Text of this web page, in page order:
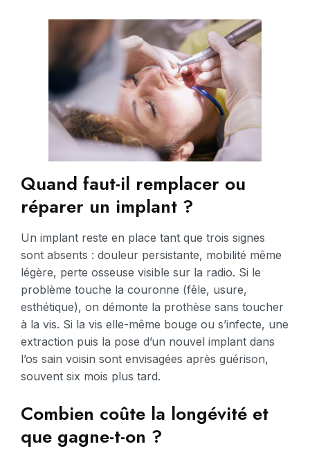
Quand faut-il remplacer ou
réparer un implant ?
Un implant reste en place tant que trois signes
sont absents : douleur persistante, mobilité même
légère, perte osseuse visible sur la radio. Si le
problème touche la couronne (fêle, usure,
esthétique), on démonte la prothèse sans toucher
à la vis. Si la vis elle-même bouge ou s’infecte, une
extraction puis la pose d’un nouvel implant dans
l’os sain voisin sont envisagées après guérison,
souvent six mois plus tard.
Combien coûte la longévité et
que gagne-t-on ?